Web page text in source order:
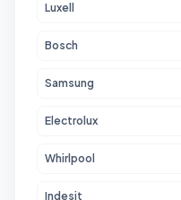
Luxell
Bosch
Samsung
Electrolux
Whirlpool
Indesit